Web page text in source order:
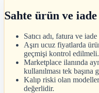
Sahte ürün ve
Satıcı adı, fatura ve
Aşırı ucuz fiyatlarda
geçmişi kontrol edilmeli.
Marketplace ilanında
kullanılması tek
Kalıp riski olan
değerlidir.